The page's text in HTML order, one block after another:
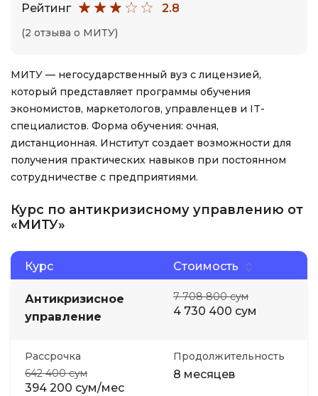
Рейтинг 2.8
(2 отзыва о МИТУ)
МИТУ — негосударственный вуз с лицензией,
который представляет программы обучения
экономистов, маркетологов, управленцев и IT-
специалистов. Форма обучения: очная,
дистанционная. Институт создает возможности для
получения практических навыков при постоянном
сотрудничестве с предприятиями.
Курс по антикризисному управлению от
«МИТУ»
Курс Стоимость
Антикризисное
управление
7 708 800 сум
4 730 400 сум
Рассрочка
642 400 сум
394 200 сум/мес
Продолжительность
8 месяцев